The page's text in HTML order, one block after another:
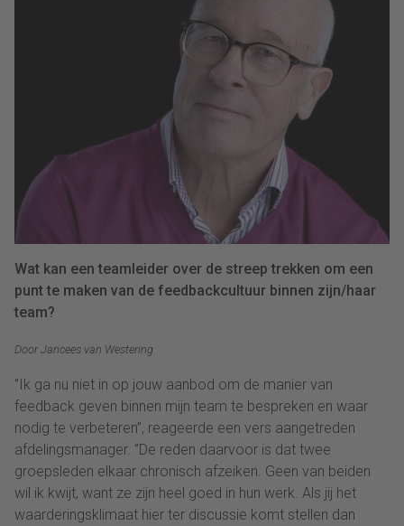
Wat kan een teamleider over de streep trekken om een
punt te maken van de feedbackcultuur binnen zijn/haar
team?
Door Jancees van Westering
‘’Ik ga nu niet in op jouw aanbod om de manier van
feedback geven binnen mijn team te bespreken en waar
nodig te verbeteren’’, reageerde een vers aangetreden
afdelingsmanager. ‘’De reden daarvoor is dat twee
groepsleden elkaar chronisch afzeiken. Geen van beiden
wil ik kwijt, want ze zijn heel goed in hun werk. Als jij het
waarderingsklimaat hier ter discussie komt stellen dan